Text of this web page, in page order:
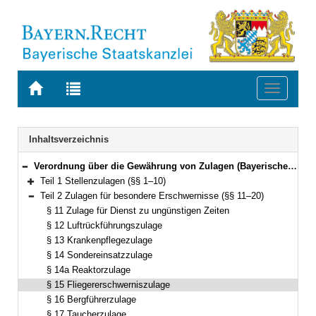
Zur
BAYERN.RECHT
Zur
letzten
Suche
Toggle
Navigation
Inhaltsverzeichnis
Bereich reduzieren
Verordnung über die Gewährung von Zulagen (Bayerische Zulagenverordnung – BayZulV) Vom 16. November 2010 (GVBl. S. 747) BayRS 2032-2-11-F (§§ 1–22)
Bereich erweitern
Teil 1 Stellenzulagen (§§ 1–10)
Bereich reduzieren
Teil 2 Zulagen für besondere Erschwernisse (§§ 11–20)
§ 11 Zulage für Dienst zu ungünstigen Zeiten
§ 12 Luftrückführungszulage
§ 13 Krankenpflegezulage
§ 14 Sondereinsatzzulage
§ 14a Reaktorzulage
§ 15 Fliegererschwerniszulage
§ 16 Bergführerzulage